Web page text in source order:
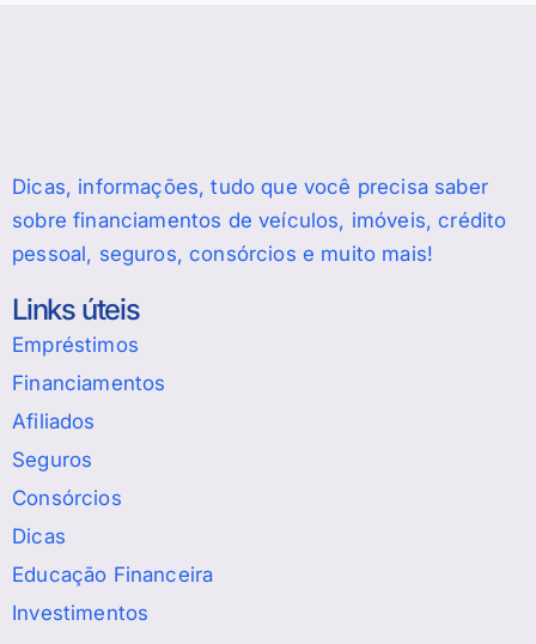
Dicas, informações, tudo que você precisa saber
sobre financiamentos de veículos, imóveis, crédito
pessoal, seguros, consórcios e muito mais!
Links úteis
Empréstimos
Financiamentos
Afiliados
Seguros
Consórcios
Dicas
Educação Financeira
Investimentos